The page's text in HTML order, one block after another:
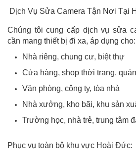
Dịch Vụ Sửa Camera Tận Nơi Tại
Chúng tôi cung cấp dịch vụ sửa
cần mang thiết bị đi xa, áp dụng cho:
Nhà riêng, chung cư, biệt thự
Cửa hàng, shop thời trang,
Văn phòng, công ty, tòa nhà
Nhà xưởng, kho bãi, khu sản
Trường học, nhà trẻ, trung tâm
Phục vụ toàn bộ khu vực Hoài Đức: